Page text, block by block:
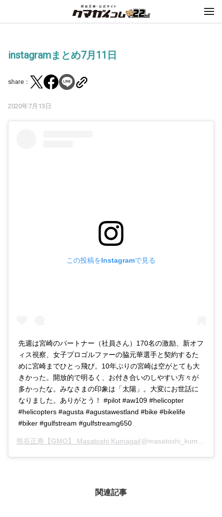
instagramまとめ7月11日
share：
2020年7月13日
この投稿をInstagramで見る
先週は宮崎のパートナー（社員さん）170名の激励、新オフ
ィス視察、女子プロゴルファーの脇元華選手と契約するた
めに宮崎までひとっ飛び。10年ぶりの宮崎は空がとても大
きかった。開放的で明るく、お付き合いのしやすい方々が
多かったな。みなさまの印象は「太陽」。大変にお世話に
なりました。ありがとう！ #pilot #aw109 #helicopter
#helicopters #agusta #agustawestland #bike #bikelife
#biker #gulfstream #gulfstreamg650
熊谷正寿【GMO】 Masatoshi Kumagai(@masatoshi_kumagai)がシェアした投稿 -
関連記事